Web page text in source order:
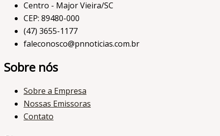
Centro - Major Vieira/SC
CEP: 89480-000
(47) 3655-1177
faleconosco@pnnoticias.com.br
Sobre nós
Sobre a Empresa
Nossas Emissoras
Contato